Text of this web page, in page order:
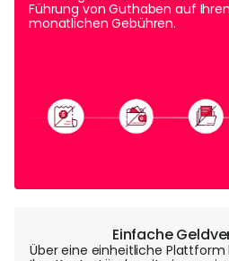
Führung von Guthaben auf
monatlichen Gebühren.
Einfache
Über eine einheitliche Plattform